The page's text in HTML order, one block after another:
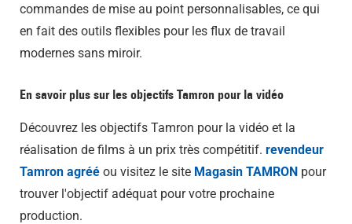
commandes de mise au point personnalisables, ce qui
en fait des outils flexibles pour les flux de travail
modernes sans miroir.
En savoir plus sur les objectifs Tamron pour la vidéo
Découvrez les objectifs Tamron pour la vidéo et la
réalisation de films à un prix très compétitif. revendeur
Tamron agréé ou visitez le site Magasin TAMRON pour
trouver l'objectif adéquat pour votre prochaine
production.